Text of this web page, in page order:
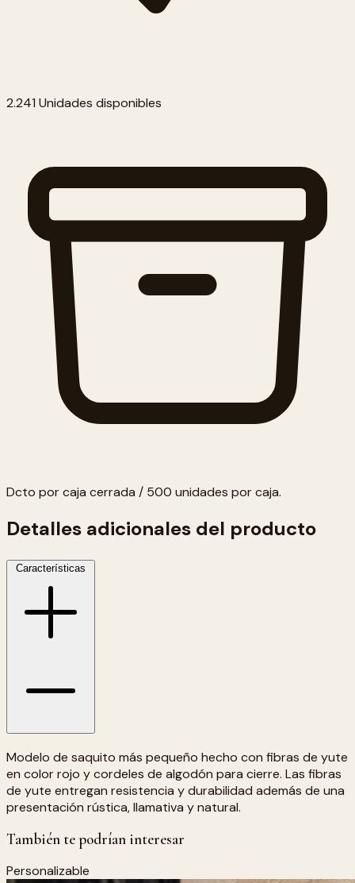
2.241 Unidades disponibles
Dcto por caja cerrada / 500 unidades por caja.
Detalles adicionales del producto
Características
Modelo de saquito más pequeño hecho con fibras de yute
en color rojo y cordeles de algodón para cierre. Las fibras
de yute entregan resistencia y durabilidad además de una
presentación rústica, llamativa y natural.
También te podrían interesar
Personalizable